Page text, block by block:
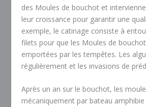
des Moules de bouchot et
leur croissance pour garantir une
exemple, le catinage consiste à
filets pour que les Moules de
emportées par les tempêtes. Les
régulièrement et les invasions de
Après un an sur le bouchot, les
mécaniquement par bateau